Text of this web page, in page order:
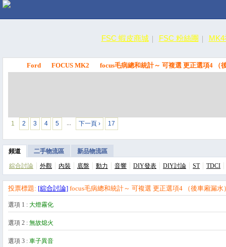
FSC 蝦皮商城 FSC 粉絲團
Ford FOCUS MK2 focus毛病總和統計～ 可複選 更正選項4 （
1 2 3 4 5 … 下一頁 › 17
頻道 二手物流區 新品物流區
綜合討論 外觀 內裝 底盤 動力 音響 DIY發表 DIY討論 ST TDCI
投票標題: [綜合討論] focus毛病總和統計～ 可複選 更正選項4 （後車廂漏
選項 1 : 大燈霧化
選項 2 : 無故熄火
選項 3 : 車子異音